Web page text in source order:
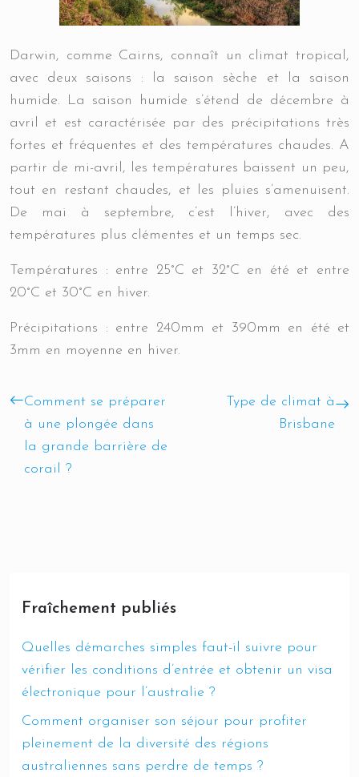
Darwin, comme Cairns, connaît un climat tropical,
avec deux saisons : la saison sèche et la saison
humide. La saison humide s’étend de décembre à
avril et est caractérisée par des précipitations très
fortes et fréquentes et des températures chaudes. A
partir de mi-avril, les températures baissent un peu,
tout en restant chaudes, et les pluies s’amenuisent.
De mai à septembre, c’est l’hiver, avec des
températures plus clémentes et un temps sec.
Températures : entre 25°C et 32°C en été et entre
20°C et 30°C en hiver.
Précipitations : entre 240mm et 390mm en été et
3mm en moyenne en hiver.
Comment se préparer
à une plongée dans
la grande barrière de
corail ?
Type de climat à
Brisbane
Fraîchement publiés
Quelles démarches simples faut-il suivre pour
vérifier les conditions d’entrée et obtenir un visa
électronique pour l’australie ?
Comment organiser son séjour pour profiter
pleinement de la diversité des régions
australiennes sans perdre de temps ?